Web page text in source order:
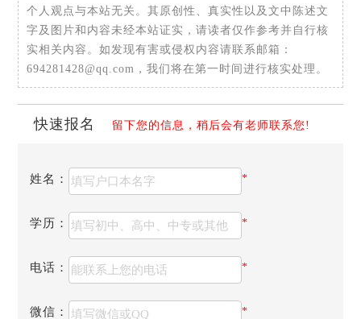
学校名
称
学
校
开设专业 学校地址
专业专
四川联
专修学
四
成
都
微电子学专业|通信工程专业|信
财会类专业|机电工程类专业|
成都市大98.84%
四川联合经济专修学院财会类专业培养标准:
个人观点与本站无关。其原创性、真实性以及文中陈述文
字及图片和内容未经本站证实，请读者仅作参考并自行核
实相关内容。如发现有害或侵权内容请联系邮箱：
694281428@qq.com，我们将在第一时间进行核实处理。
快速报名 留下您的信息，稍后会有老师联系您!
姓名： *
学历： *
电话： *
微信： *